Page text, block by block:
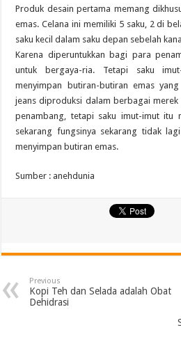
Produk desain pertama memang
emas. Celana ini memiliki 5 saku, 2 di
saku kecil dalam saku depan sebelah
Karena diperuntukkan bagi para
untuk bergaya-ria. Tetapi saku
menyimpan butiran-butiran emas
jeans diproduksi dalam berbagai merek
penambang, tetapi saku imut-imut itu
sekarang fungsinya sekarang tidak
menyimpan butiran emas.
Sumber : anehdunia
Previous
Kopi Teh dan Selada adalah Obat
Dehidrasi